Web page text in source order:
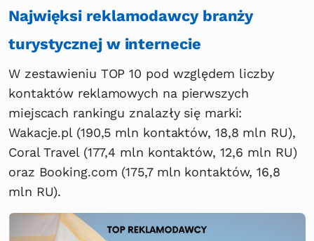
Najwięksi reklamodawcy branży
turystycznej w internecie
W zestawieniu TOP 10 pod względem liczby
kontaktów reklamowych na pierwszych
miejscach rankingu znalazły się marki:
Wakacje.pl (190,5 mln kontaktów, 18,8 mln RU),
Coral Travel (177,4 mln kontaktów, 12,6 mln RU)
oraz Booking.com (175,7 mln kontaktów, 16,8
mln RU).